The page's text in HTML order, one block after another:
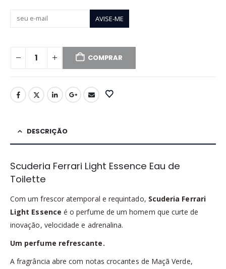
COMPRAR
DESCRIÇÃO
Scuderia Ferrari Light Essence Eau de
Toilette
Com um frescor atemporal e requintado, Scuderia Ferrari
Light Essence é o perfume de um homem que curte de
inovação, velocidade e adrenalina.
Um perfume refrescante.
A fragrância abre com notas crocantes de Maçã Verde,